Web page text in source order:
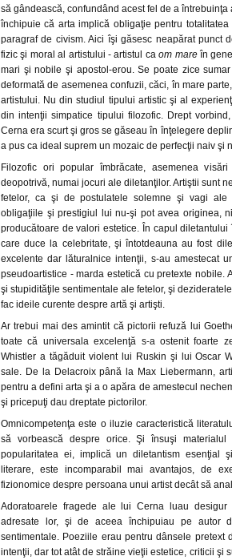
să gândească, confundând acest fel de a
închipuie că arta implică obligaţie pentru
paragraf de civism. Aici îşi găsesc neapărat punct
fizic şi moral al artistului - artistul caom mareîn
mari şi nobile şi apostol-erou. Se poate zice
deformată de asemenea confuzii, căci, în mare
artistului. Nu din studiul tipului artistic şi al
din intenţii simpatice tipului filozofic. Drept
Cerna era scurt şi gros se găseau în înţelegere
a pus ca ideal suprem un mozaic de perfecţii naiv şi
Filozofic ori popular îmbrăcate, asemenea
deopotrivă, numai jocuri ale diletanţilor. Artiştii sunt
fetelor, ca şi de postulatele solemne şi vagi ale
obligaţiile şi prestigiul lui nu-şi pot avea originea,
producătoare de valori estetice. În capul
care duce la celebritate, şi întotdeauna au fost
excelente dar lăturalnice intenţii, s-au amestecat
pseudoartistice - marda estetică cu pretexte nobile.
şi stupidităţile sentimentale ale fetelor, şi
fac ideile curente despre artă şi artişti.
Ar trebui mai des amintit că pictorii refuză lui
toate că universala excelenţă s-a ostenit foarte
Whistler a tăgăduit violent lui Ruskin şi lui Oscar
sale. De la Delacroix până la Max Liebermann,
pentru a defini arta şi a o apăra de amestecul
şi pricepuţi dau dreptate pictorilor.
Omnicompetenţa este o iluzie caracteristică
să vorbească despre orice. Şi însuşi
popularitatea ei, implică un diletantism esenţial
literare, este incomparabil mai avantajos, de
fizionomice despre persoana unui artist decât să
Adoratoarele fragede ale lui Cerna luau
adresate lor, şi de aceea închipuiau pe autor
sentimentale. Poeziile erau pentru dânsele pretext
intenţii, dar tot atât de străine vieţii estetice, criticii şi